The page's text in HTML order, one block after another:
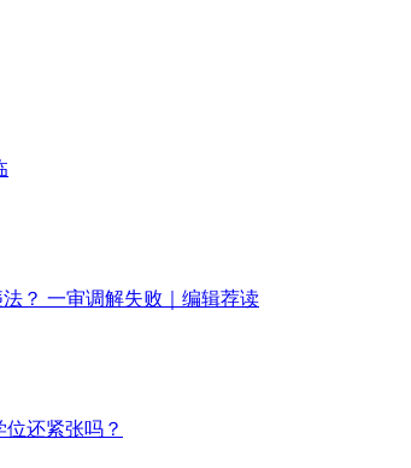
？ 一审调解失败｜编辑荐读
还紧张吗？